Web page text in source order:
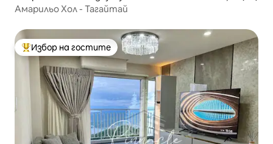
Амарильо Хол - Тагайтай
Най-популярен избор на гостите
Избор на гостите